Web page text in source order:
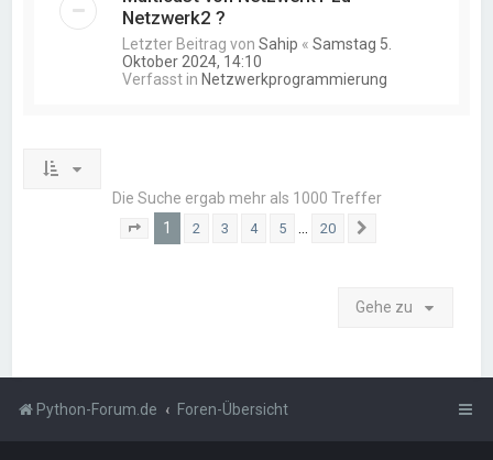
Netzwerk2 ?
Letzter Beitrag vonSahip «Samstag 5.
Oktober 2024, 14:10
Verfasst in Netzwerkprogrammierung
Die Suche ergab mehr als 1000 Treffer
Seite von 20
1 2 3 4 5 … 20
Gehe zu
Python-Forum.de Foren-Übersicht